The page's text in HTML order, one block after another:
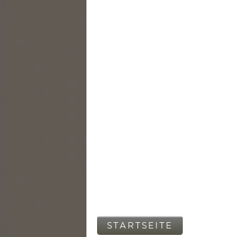
STARTSEITE